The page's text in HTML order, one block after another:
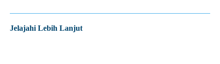
Jelajahi Lebih Lanjut